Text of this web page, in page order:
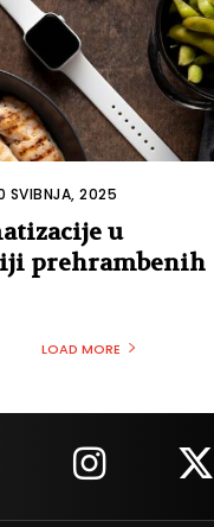
SVIBNJA, 2025
u
prehrambenih
LOAD MORE